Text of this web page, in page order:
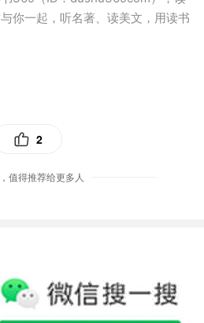
你一起，听名著、读美文，用读书
2
值得推荐给更多人